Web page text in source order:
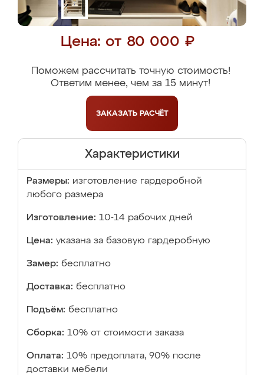
Цена: от 80 000 ₽
Поможем рассчитать точную стоимость!
Ответим менее, чем за 15 минут!
ЗАКАЗАТЬ РАСЧЁТ
Характеристики
Размеры: изготовление гардеробной
любого размера
Изготовление: 10-14 рабочих дней
Цена: указана за базовую гардеробную
Замер: бесплатно
Доставка: бесплатно
Подъём: бесплатно
Сборка: 10% от стоимости заказа
Оплата: 10% предоплата, 90% после
доставки мебели